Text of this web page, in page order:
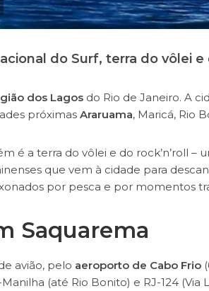
do Surf, terra do vôlei
dos Lagos do Rio de Janeiro. A
próximas Araruama, Maricá, Rio
é a terra do vôlei e do rock’n’roll
que vem à cidade para
por pesca e por momentos
Saquarema
avião, pelo aeroporto de Cabo Frio
(até Rio Bonito) e RJ-124